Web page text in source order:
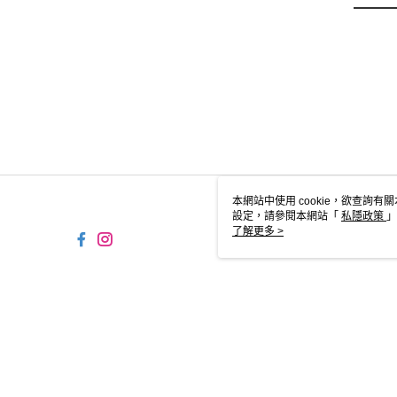
本網站中使用 cookie，欲查詢有
設定，請參閱本網站「 私隱政策
用 cookie。
了解更多 >